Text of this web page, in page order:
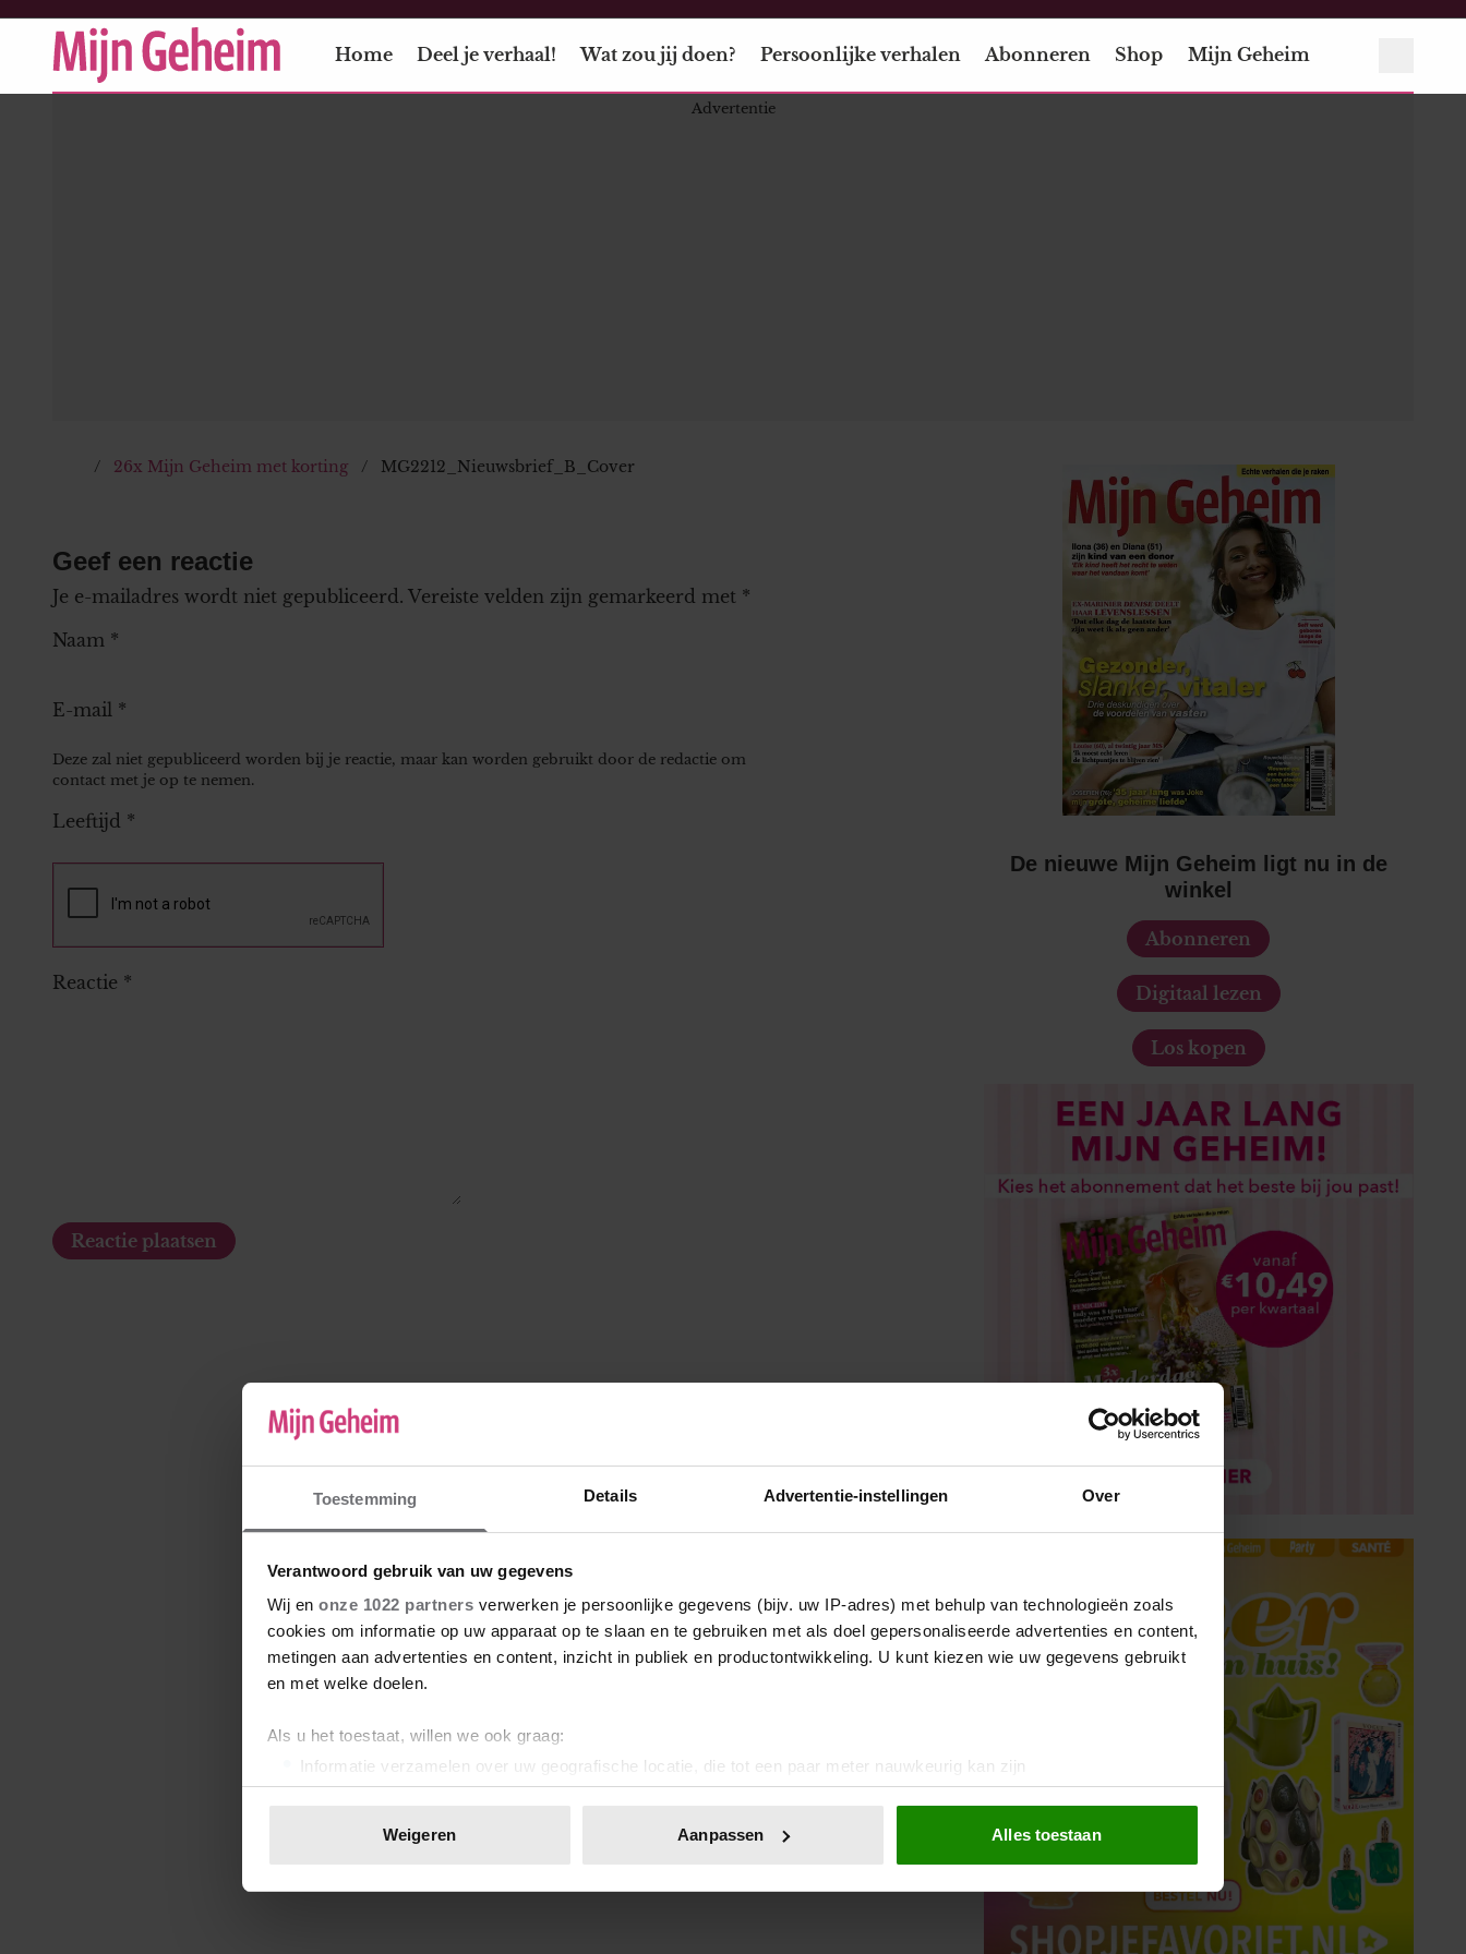
Toestemming Details Advertentie-instellingen Over
Verantwoord gebruik van uw gegevens
Wij en onze 1022 partners verwerken je persoonlijke gegevens (bijv. uw IP-adres) met behulp van technologieën zoals
cookies om informatie op uw apparaat op te slaan en te gebruiken met als doel gepersonaliseerde advertenties en content,
metingen aan advertenties en content, inzicht in publiek en productontwikkeling. U kunt kiezen wie uw gegevens gebruikt
en met welke doelen.
Als u het toestaat, willen we ook graag:
Informatie verzamelen over uw geografische locatie, die tot een paar meter nauwkeurig kan zijn
Uw apparaat identificeren door het actief te scannen op specifieke eigenschappen (fingerprinting)
toestemming op elk moment wijzigen of intrekken in de Cookieverklaring.
We gebruiken cookies om content en advertenties te personaliseren, om functies voor social media te bieden en om ons
websiteverkeer te analyseren. Ook delen we informatie over uw gebruik van onze site met onze partners voor social
Weigeren Aanpassen Alles toestaan
Home Deel je verhaal! Wat zou jij doen? Persoonlijke verhalen Abonneren Shop Mijn Geheim
26x Mijn Geheim met korting MG2212_Nieuwsbrief_B_Cover
Geef een reactie
Je e-mailadres wordt niet gepubliceerd. Vereiste velden zijn gemarkeerd met *
Naam *
E-mail *
Deze zal niet gepubliceerd worden bij je reactie, maar kan worden gebruikt door de redactie om
contact met je op te nemen.
Leeftijd *
Reactie *
De nieuwe Mijn Geheim ligt nu in de
winkel
Abonneren
Digitaal lezen
Los kopen